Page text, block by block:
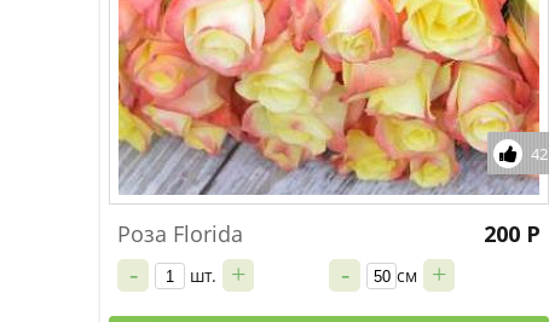
42
Роза Florida
- шт. + - см +
200 Р